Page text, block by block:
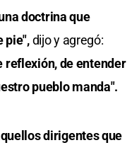
doctrina que
pie",dijo y agregó:
reflexión, de entender
pueblo manda".
dirigentes que